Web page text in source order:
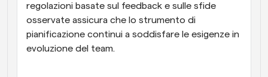
regolazioni basate sul feedback e sulle sfide
osservate assicura che lo strumento di
pianificazione continui a soddisfare le esigenze in
evoluzione del team.